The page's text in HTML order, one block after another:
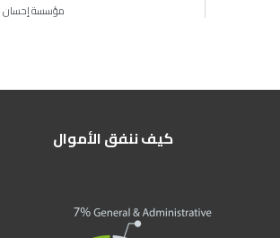
مؤسسة إحسان في شباط
كيف ننفق الأموال